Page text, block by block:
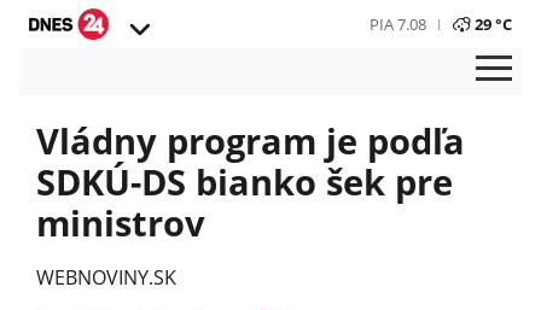
PIA 7.08 29 °C
Vládny program je podľa
SDKÚ-DS bianko šek pre
ministrov
WEBNOVINY.SK